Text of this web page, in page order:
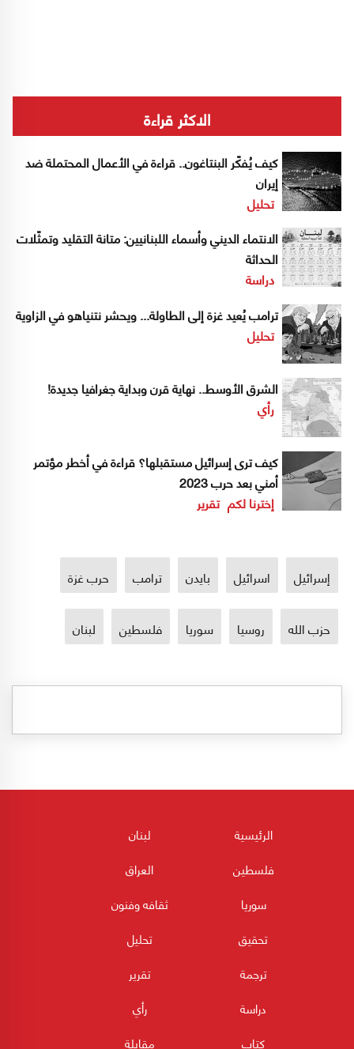
الاكثر قراءة
كيف يُفكّر البنتاغون.. قراءة في الأعمال المحتملة ضد
إيران
تحليل
الانتماء الديني وأسماء اللبنانيين: متانة التقليد وتمثّلات
الحداثة
دراسة
ترامب يُعيد غزة إلى الطاولة... ويحشر نتنياهو في الزاوية
تحليل
الشرق الأوسط.. نهاية قرن وبداية جغرافيا جديدة!
رأي
كيف ترى إسرائيل مستقبلها؟ قراءة في أخطر مؤتمر
أمني بعد حرب 2023
إخترنا لكم تقرير
إسرائيل اسرائيل بايدن ترامب حرب غزة
حزب الله روسيا سوريا فلسطين لبنان
الرئيسية
لبنان
فلسطين
العراق
سوريا
ثقافه وفنون
تحقيق
تحليل
ترجمة
تقرير
دراسة
رأي
كتاب
مقابلة